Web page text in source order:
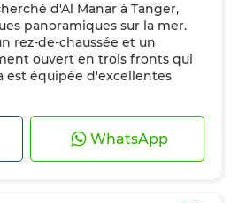
Porte blindée
d'Al Manar à Tanger,
panoramiques sur la mer.
rez-de-chaussée et un
ouvert en trois fronts qui
est équipée d'excellentes
WhatsApp